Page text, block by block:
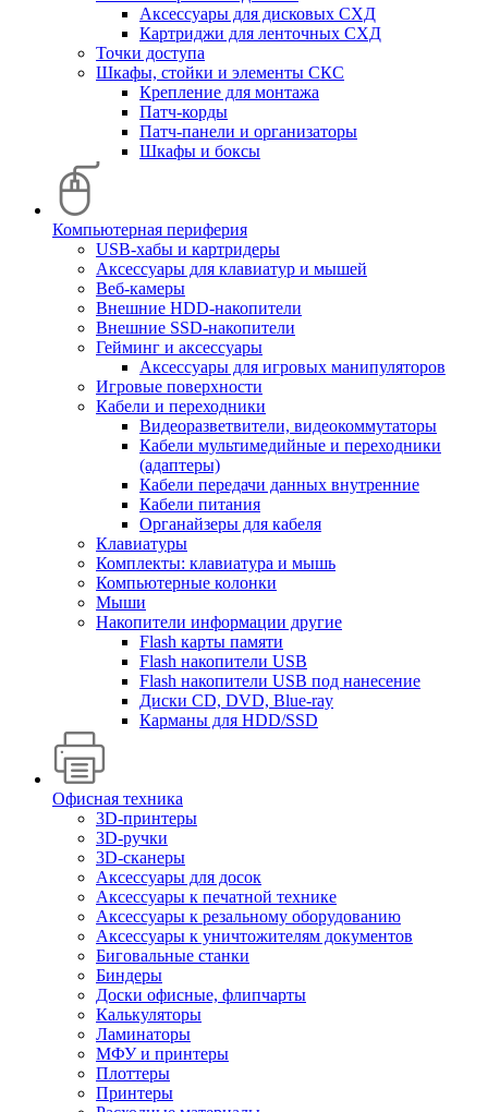
Аксессуары для дисковых СХД
Картриджи для ленточных СХД
Точки доступа
Шкафы, стойки и элементы СКС
Крепление для монтажа
Патч-корды
Патч-панели и организаторы
Шкафы и боксы
Компьютерная периферия
USB-хабы и картридеры
Аксессуары для клавиатур и мышей
Веб-камеры
Внешние HDD-накопители
Внешние SSD-накопители
Гейминг и аксессуары
Аксессуары для игровых манипуляторов
Игровые поверхности
Кабели и переходники
Видеоразветвители, видеокоммутаторы
Кабели мультимедийные и переходники
(адаптеры)
Кабели передачи данных внутренние
Кабели питания
Органайзеры для кабеля
Клавиатуры
Комплекты: клавиатура и мышь
Компьютерные колонки
Мыши
Накопители информации другие
Flash карты памяти
Flash накопители USB
Flash накопители USB под нанесение
Диски CD, DVD, Blue-ray
Карманы для HDD/SSD
Офисная техника
3D-принтеры
3D-ручки
3D-сканеры
Аксессуары для досок
Аксессуары к печатной технике
Аксессуары к резальному оборудованию
Аксессуары к уничтожителям документов
Биговальные станки
Биндеры
Доски офисные, флипчарты
Калькуляторы
Ламинаторы
МФУ и принтеры
Плоттеры
Принтеры